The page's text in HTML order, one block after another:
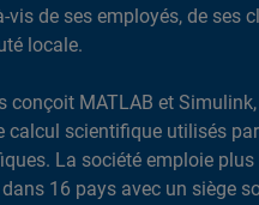
vis de ses employés, de ses
locale.
conçoit MATLAB et
calcul scientifique utilisés
La société emploie plus
16 pays avec un siège